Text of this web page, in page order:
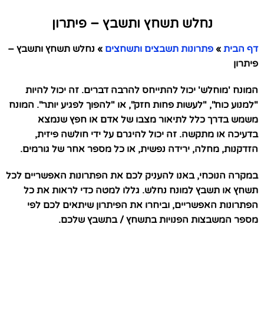
נחלש תשחץ ותשבץ – פיתרון
דף הבית » פתרונות תשבצים ותשחצים » נחלש תשחץ ותשבץ –
פיתרון
המונח 'מוחלש' יכול להתייחס להרבה דברים. זה יכול להיות
"למנוע כוח", "לעשות פחות חזק", או "להפוך לפגיע יותר". המונח
משמש בדרך כלל לתיאור מצבו של אדם או חפץ שנמצא
בדעיכה או מתקשה. זה יכול להיגרם על ידי חולשה פיזית,
הזדקנות, מחלה, ירידה נפשית, או כל מספר אחר של גורמים.
במקרה הנוכחי, באנו להעניק לכם את הפתרונות האפשריים לכל
תשחץ או תשבץ למונח נחלש. גללו למטה כדי לראות את כל
הפתרונות האפשריים, וביחרו את הפיתרון שיתאים לכם לפי
מספר המשבצות הפנויות בתשחץ / בתשבץ שלכם.